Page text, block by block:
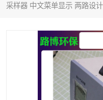
采样器 中文菜单显示 两路设
生物安全柜
水质检测仪
恒温恒湿称重系统
实验室仪器